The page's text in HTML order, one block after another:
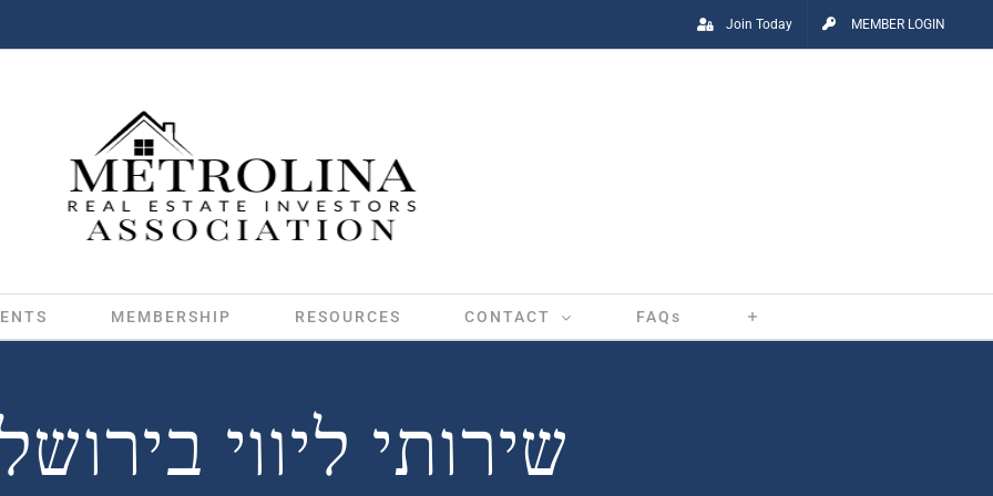
Join Today MEMBER LOGIN
MEMBERSHIP RESOURCES CONTACT FAQs
שירותי ליווי